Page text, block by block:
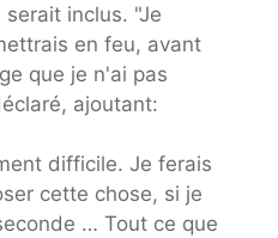
inclus. "Je
en feu, avant
que je n'ai pas
ajoutant:
difficile. Je ferais
cette chose, si je
… Tout ce que